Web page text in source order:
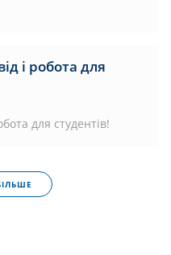
і робота для
для студентів!